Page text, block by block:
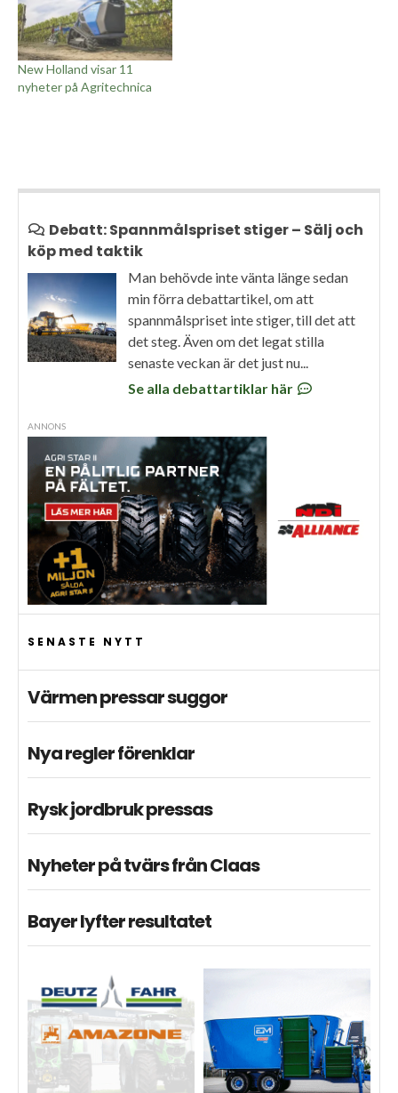
New Holland visar 11
nyheter på Agritechnica
Debatt: Spannmålspriset stiger – Sälj och
köp med taktik
Man behövde inte vänta länge sedan
min förra debattartikel, om att
spannmålspriset inte stiger, till det att
det steg. Även om det legat stilla
senaste veckan är det just nu...
Se alla debattartiklar här
ANNONS
SENASTE NYTT
Värmen pressar suggor
Nya regler förenklar
Rysk jordbruk pressas
Nyheter på tvärs från Claas
Bayer lyfter resultatet